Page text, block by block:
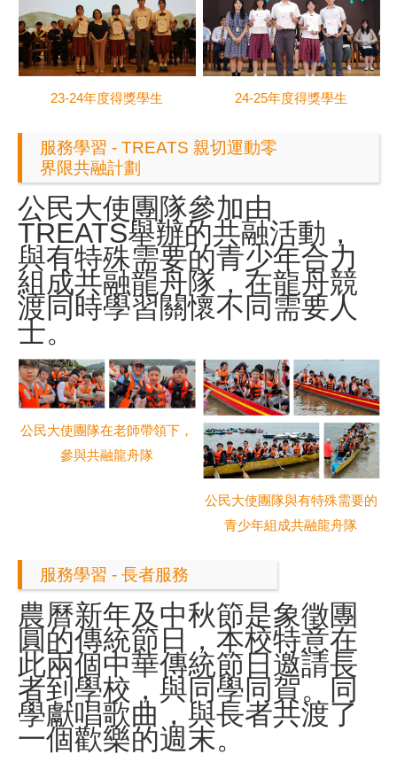
23-24年度得獎學生 24-25年度得獎學生
服務學習 - TREATS 親切運動零
界限共融計劃
公民大使團隊參加由
TREATS舉辦的共融活動，
與有特殊需要的青少年合力
組成共融龍舟隊，在龍舟競
渡同時學習關懷不同需要人
士。
公民大使團隊在老師帶領下，
參與共融龍舟隊
公民大使團隊與有特殊需要的
青少年組成共融龍舟隊
服務學習 - 長者服務
農曆新年及中秋節是象徵團
圓的傳統節日，本校特意在
此兩個中華傳統節日邀請長
者到學校，與同學同賀。同
學獻唱歌曲，與長者共渡了
一個歡樂的週末。